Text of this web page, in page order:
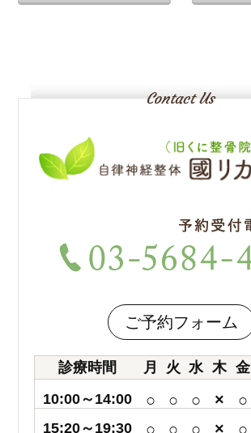
ご予約フォーム
診療時間 月 火 水 木 金
10:00～14:00
○ ○ ○ × ○
15:20～19:30 ○ ○ ○ × ○